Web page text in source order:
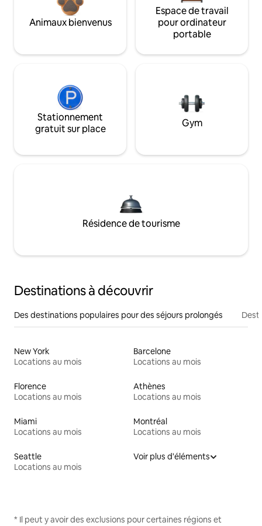
Animaux bienvenus
Espace de travail
pour ordinateur
portable
Stationnement
gratuit sur place
Gym
Résidence de tourisme
Destinations à découvrir
Des destinations populaires pour des séjours prolongés
New York
Locations au mois
Barcelone
Locations au mois
Florence
Locations au mois
Athènes
Locations au mois
Miami
Locations au mois
Montréal
Locations au mois
Seattle
Locations au mois
Voir plus d'éléments
* Il peut y avoir des exclusions pour certaines régions et